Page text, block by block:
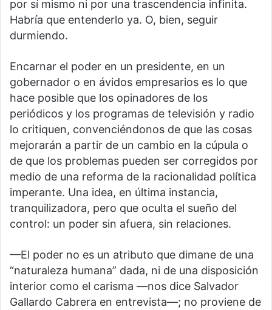
por sí mismo ni por una trascendencia infinita.
Habría que entenderlo ya. O, bien, seguir
durmiendo.
Encarnar el poder en un presidente, en un
gobernador o en ávidos empresarios es lo que
hace posible que los opinadores de los
periódicos y los programas de televisión y radio
lo critiquen, convenciéndonos de que las cosas
mejorarán a partir de un cambio en la cúpula o
de que los problemas pueden ser corregidos por
medio de una reforma de la racionalidad política
imperante. Una idea, en última instancia,
tranquilizadora, pero que oculta el sueño del
control: un poder sin afuera, sin relaciones.
—El poder no es un atributo que dimane de una
“naturaleza humana” dada, ni de una disposición
interior como el carisma —nos dice Salvador
Gallardo Cabrera en entrevista—; no proviene de